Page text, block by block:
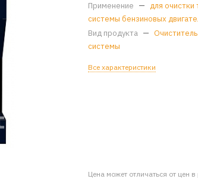
Применение — для очистки
системы бензиновых
Вид продукта —
системы
Все характеристики
Цена может отличаться от цен